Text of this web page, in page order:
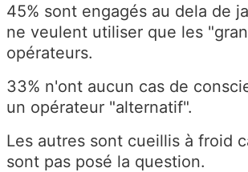
45% sont engagés au dela de
ne veulent utiliser que les
opérateurs.
33% n'ont aucun cas de
un opérateur "alternatif".
Les autres sont cueillis à froid
sont pas posé la question.